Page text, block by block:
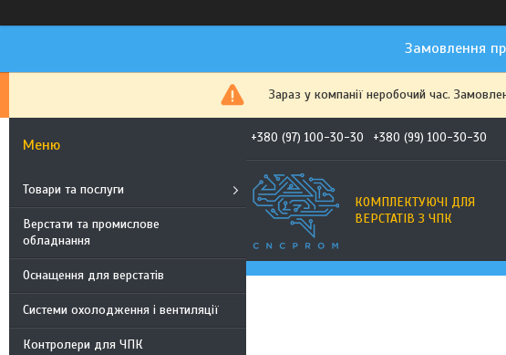
Замовлення
Зараз у компанії неробочий час.
Товари та послуги
Верстати та промислове
обладнання
Оснащення для верстатів
Системи охолодження і вентиляції
Контролери для ЧПК
+380 (97) 100-30-30 +380 (99) 100-30-30
КОМПЛЕКТУЮЧІ ДЛЯ
ВЕРСТАТІВ З ЧПК